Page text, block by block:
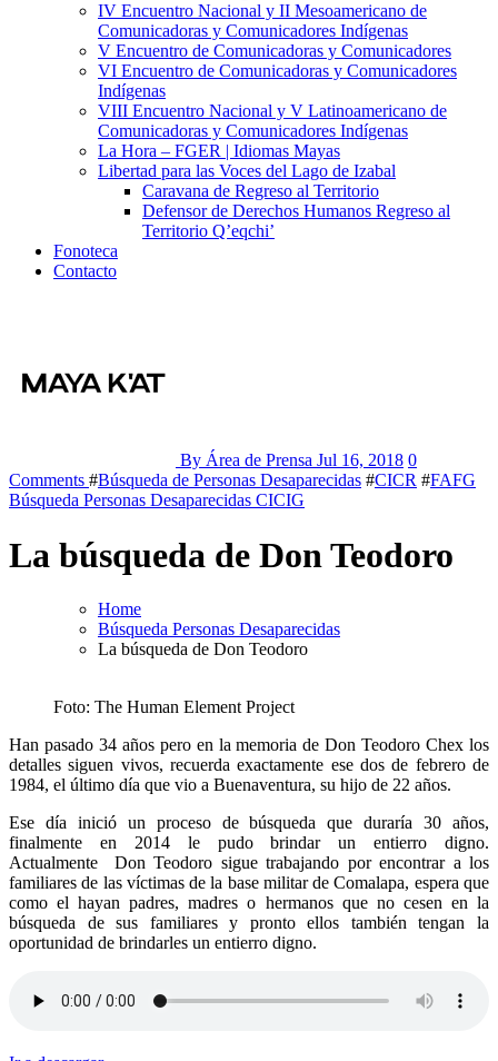
IV Encuentro Nacional y II Mesoamericano de
Comunicadoras y Comunicadores Indígenas
V Encuentro de Comunicadoras y Comunicadores
VI Encuentro de Comunicadoras y Comunicadores
Indígenas
VIII Encuentro Nacional y V Latinoamericano de
Comunicadoras y Comunicadores Indígenas
La Hora – FGER | Idiomas Mayas
Libertad para las Voces del Lago de Izabal
Caravana de Regreso al Territorio
Defensor de Derechos Humanos Regreso al
Territorio Q’eqchi’
Fonoteca
Contacto
By Área de Prensa Jul 16, 2018 0
Comments #Búsqueda de Personas Desaparecidas #CICR #FAFG
Búsqueda Personas Desaparecidas CICIG
La búsqueda de Don Teodoro
Home
Búsqueda Personas Desaparecidas
La búsqueda de Don Teodoro
Foto: The Human Element Project
Han pasado 34 años pero en la memoria de Don Teodoro Chex los
detalles siguen vivos, recuerda exactamente ese dos de febrero de
1984, el último día que vio a Buenaventura, su hijo de 22 años.
Ese día inició un proceso de búsqueda que duraría 30 años,
finalmente en 2014 le pudo brindar un entierro digno.
Actualmente Don Teodoro sigue trabajando por encontrar a los
familiares de las víctimas de la base militar de Comalapa, espera que
como el hayan padres, madres o hermanos que no cesen en la
búsqueda de sus familiares y pronto ellos también tengan la
oportunidad de brindarles un entierro digno.